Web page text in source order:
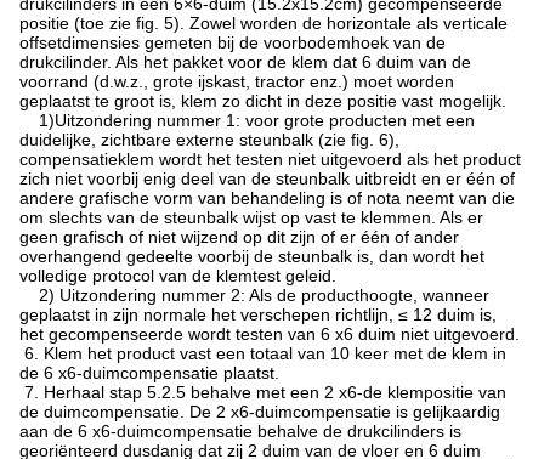
positie (toe zie fig. 5). Zowel worden de horizontale als verticale
offsetdimensies gemeten bij de voorbodemhoek van de
drukcilinder. Als het pakket voor de klem dat 6 duim van de
voorrand (d.w.z., grote ijskast, tractor enz.) moet worden
geplaatst te groot is, klem zo dicht in deze positie vast mogelijk.
1)Uitzondering nummer 1: voor grote producten met een
duidelijke, zichtbare externe steunbalk (zie fig. 6),
compensatieklem wordt het testen niet uitgevoerd als het product
zich niet voorbij enig deel van de steunbalk uitbreidt en er één of
andere grafische vorm van behandeling is of nota neemt van die
om slechts van de steunbalk wijst op vast te klemmen. Als er
geen grafisch of niet wijzend op dit zijn of er één of ander
overhangend gedeelte voorbij de steunbalk is, dan wordt het
volledige protocol van de klemtest geleid.
2) Uitzondering nummer 2: Als de producthoogte, wanneer
geplaatst in zijn normale het verschepen richtlijn, ≤ 12 duim is,
het gecompenseerde wordt testen van 6 x6 duim niet uitgevoerd.
6. Klem het product vast een totaal van 10 keer met de klem in
de 6 x6-duimcompensatie plaatst.
7. Herhaal stap 5.2.5 behalve met een 2 x6-de klempositie van
de duimcompensatie. De 2 x6-duimcompensatie is gelijkaardig
aan de 6 x6-duimcompensatie behalve de drukcilinders is
georiënteerd dusdanig dat zij 2 duim van de vloer en 6 duim